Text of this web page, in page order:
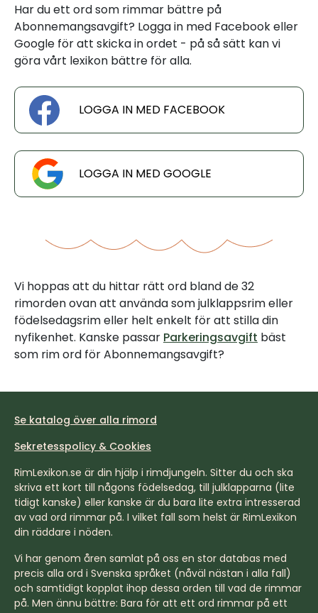
Har du ett ord som rimmar bättre på
Abonnemangsavgift? Logga in med Facebook eller
Google för att skicka in ordet - på så sätt kan vi
göra vårt lexikon bättre för alla.
LOGGA IN MED FACEBOOK
LOGGA IN MED GOOGLE
Vi hoppas att du hittar rätt ord bland de 32
rimorden ovan att använda som julklappsrim eller
födelsedagsrim eller helt enkelt för att stilla din
nyfikenhet. Kanske passar Parkeringsavgift bäst
som rim ord för Abonnemangsavgift?
Se katalog över alla rimord
Sekretesspolicy & Cookies
RimLexikon.se är din hjälp i rimdjungeln. Sitter du och ska
skriva ett kort till någons födelsedag, till julklapparna (lite
tidigt kanske) eller kanske är du bara lite extra intresserad
av vad ord rimmar på. I vilket fall som helst är RimLexikon
din räddare i nöden.
Vi har genom åren samlat på oss en stor databas med
precis alla ord i Svenska språket (nåväl nästan i alla fall)
och samtidigt kopplat ihop dessa orden till vad de rimmar
på. Men ännu bättre: Bara för att ett ord rimmar på ett